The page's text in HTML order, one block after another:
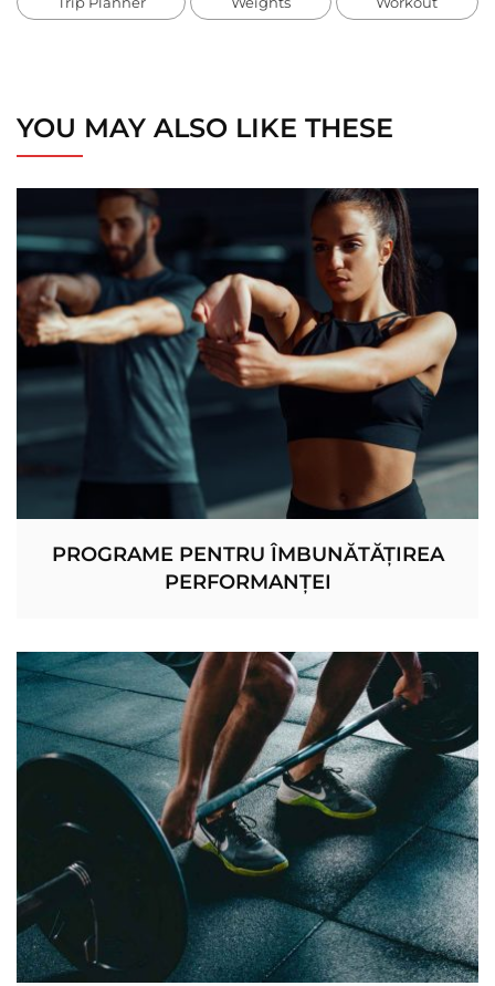
YOU MAY ALSO LIKE THESE
PROGRAME PENTRU ÎMBUNĂTĂȚIREA
PERFORMANȚEI